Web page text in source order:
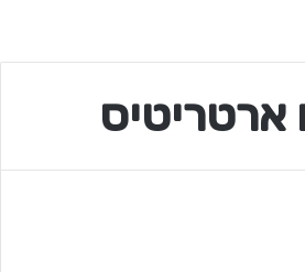
ארטריטיס